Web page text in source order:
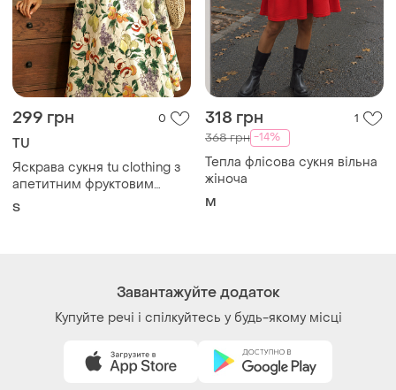
299 грн 0
TU
Яскрава сукня tu clothing з
апетитним фруктовим
принтом розмір s
318 грн 1
368 грн -14%
Тепла флісова сукня вільна
жіноча
M
Завантажуйте додаток
Купуйте речі і спілкуйтесь у будь-якому місці
Як це працює?
Україна, 02121, місто Київ, Харківське шосе, будинок
201-203, літера 4Г